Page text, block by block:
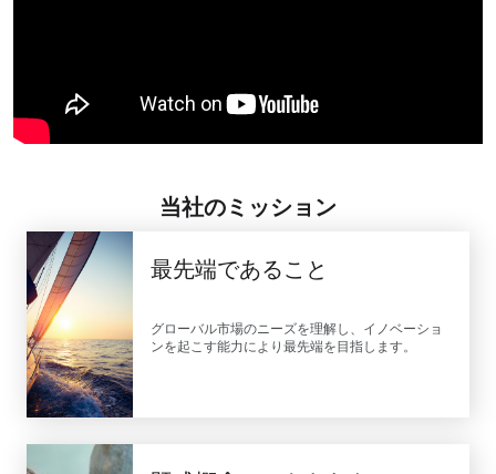
当社のミッション
最先端であること
グローバル市場のニーズを理解し、イノベーショ
ンを起こす能力により最先端を目指します。